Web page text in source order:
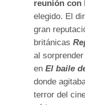
reunión con
elegido. El
gran
británicas
al
enEl baile
donde
terror del